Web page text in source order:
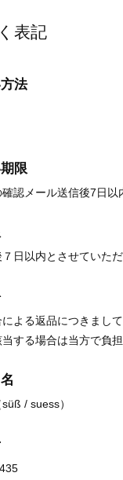
表記
法
限
認メール送信後7日以
日以内とさせていただ
よる返品につきまし
する場合は当方で負担
/ suess）